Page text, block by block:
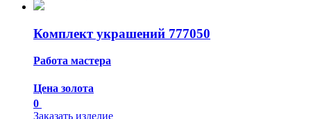
Комплект украшений 777050
Работа мастера
Цена золота
0
Заказать изделие